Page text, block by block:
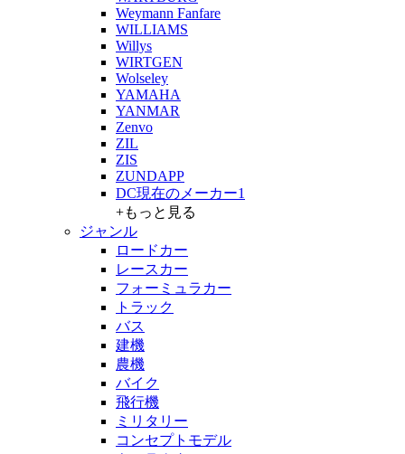
Weymann Fanfare
WILLIAMS
Willys
WIRTGEN
Wolseley
YAMAHA
YANMAR
Zenvo
ZIL
ZIS
ZUNDAPP
DC現在のメーカー1
+もっと見る
ジャンル
ロードカー
レースカー
フォーミュラカー
トラック
バス
建機
農機
バイク
飛行機
ミリタリー
コンセプトモデル